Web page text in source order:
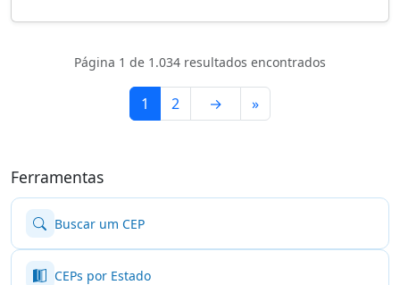
Página 1 de 1.034 resultados encontrados
1 2 → »
Ferramentas
Buscar um CEP
CEPs por Estado